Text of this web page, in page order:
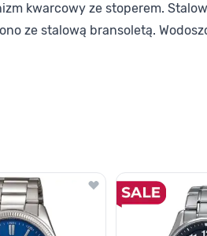
kwarcowy ze stoperem.
ze stalową bransoletą.
nawigacji karuzeli za pomocą linka